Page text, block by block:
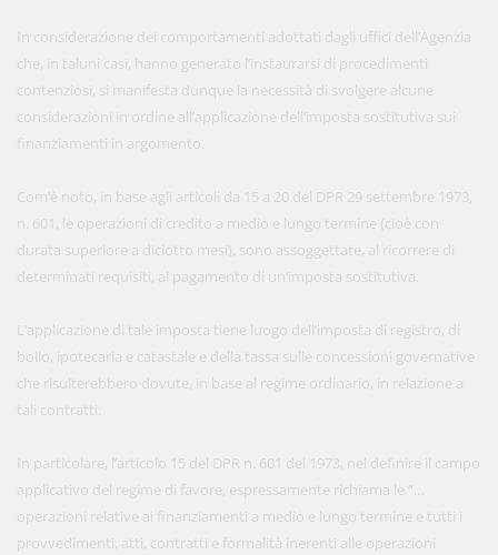
In considerazione dei comportamenti adottati dagli uffici dell’Agenzia
che, in taluni casi, hanno generato l’instaurarsi di procedimenti
contenziosi, si manifesta dunque la necessità di svolgere alcune
considerazioni in ordine all’applicazione dell’imposta sostitutiva sui
finanziamenti in argomento.
Com’è noto, in base agli articoli da 15 a 20 del DPR 29 settembre 1973,
n. 601, le operazioni di credito a medio e lungo termine (cioè con
durata superiore a diciotto mesi), sono assoggettate, al ricorrere di
determinati requisiti, al pagamento di un’imposta sostitutiva.
L’applicazione di tale imposta tiene luogo dell’imposta di registro, di
bollo, ipotecaria e catastale e della tassa sulle concessioni governative
che risulterebbero dovute, in base al regime ordinario, in relazione a
tali contratti.
In particolare, l’articolo 15 del DPR n. 601 del 1973, nel definire il campo
applicativo del regime di favore, espressamente richiama le “…
operazioni relative ai finanziamenti a medio e lungo termine e tutti i
provvedimenti, atti, contratti e formalità inerenti alle operazioni